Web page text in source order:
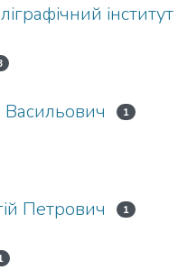
інститут
Васильович 1
Петрович 1